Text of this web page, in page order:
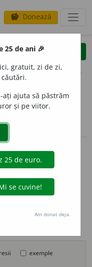
savings Donează
clear
opțiuni
declinări
de
definiții.
pe pagina de
exemple
25 de ani 🎉
gratuit, zi de zi,
ați ajuta să păstrăm
și pe viitor.
Am donat deja.